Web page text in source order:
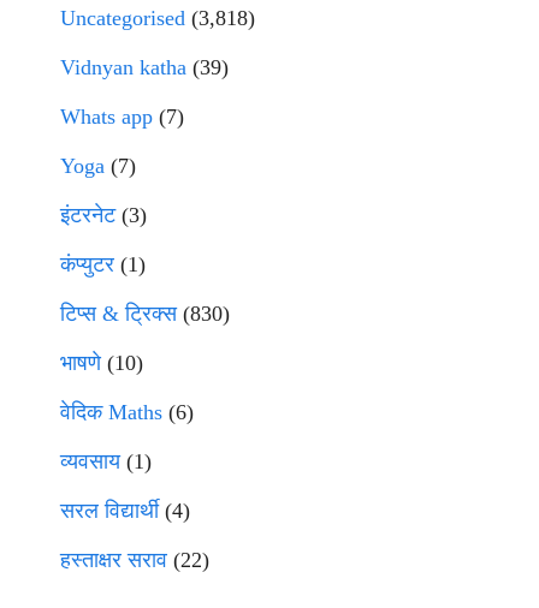
Uncategorised (3,818)
Vidnyan katha (39)
Whats app (7)
Yoga (7)
इंटरनेट(3)
कंप्युटर (1)
टिप्स & ट्रिक्स(830)
भाषणे(10)
वेदिक Maths (6)
व्यवसाय(1)
सरल विद्यार्थी(4)
हस्ताक्षर सराव (22)